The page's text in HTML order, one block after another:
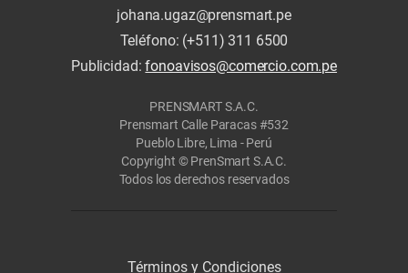
johana.ugaz@prensmart.pe
Teléfono: (+511) 311 6500
Publicidad:fonoavisos@comercio.com.pe
PRENSMART S.A.C.
Prensmart Calle Paracas #532
Pueblo Libre, Lima - Perú
Copyright © PrenSmart S.A.C.
Todos los derechos reservados
Términos y Condiciones